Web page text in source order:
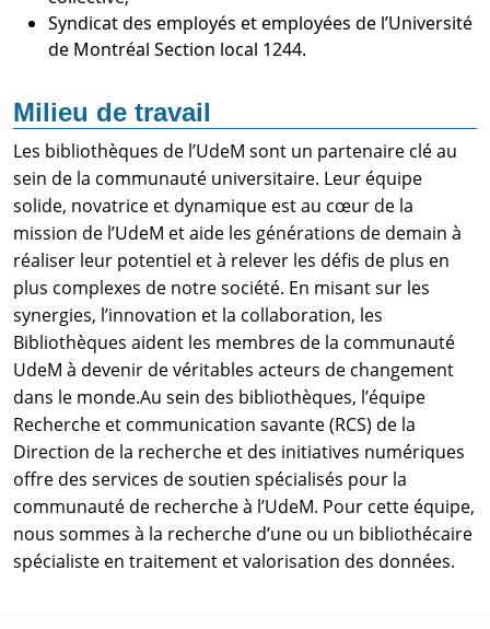
Syndicat des employés et employées de l’Université
de Montréal Section local 1244.
Milieu de travail
Les bibliothèques de l’UdeM sont un partenaire clé au
sein de la communauté universitaire. Leur équipe
solide, novatrice et dynamique est au cœur de la
mission de l’UdeM et aide les générations de demain à
réaliser leur potentiel et à relever les défis de plus en
plus complexes de notre société. En misant sur les
synergies, l’innovation et la collaboration, les
Bibliothèques aident les membres de la communauté
UdeM à devenir de véritables acteurs de changement
dans le monde.Au sein des bibliothèques, l’équipe
Recherche et communication savante (RCS) de la
Direction de la recherche et des initiatives numériques
offre des services de soutien spécialisés pour la
communauté de recherche à l’UdeM. Pour cette équipe,
nous sommes à la recherche d’une ou un bibliothécaire
spécialiste en traitement et valorisation des données.